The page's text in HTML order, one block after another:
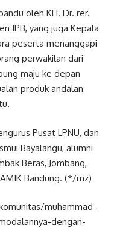
oleh KH. Dr. rer.
IPB, yang juga Kepala
peserta menanggapi
perwakilan dari
maju ke depan
produk andalan
Pusat LPNU, dan
Bayalangu, alumni
Beras, Jombang,
Bandung. (*/mz)
muhammad-
dengan-